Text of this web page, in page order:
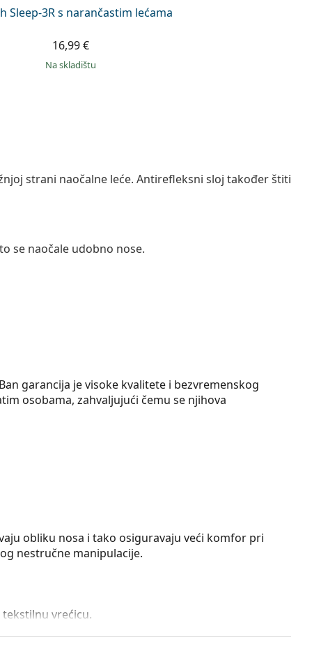
Sleep-3R s narančastim lećama
16,99 €
na skladištu
strani naočalne leće. Antirefleksni sloj također štiti
se naočale udobno nose.
garancija je visoke kvalitete i bezvremenskog
osobama, zahvaljujući čemu se njihova
obliku nosa i tako osiguravaju veći komfor pri
nestručne manipulacije.
vrećicu.
ako trebate pomoć pri odabiru.